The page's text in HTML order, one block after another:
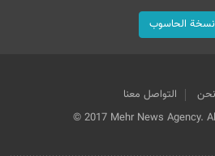
نسخة الحاسوب
التواصل معنا
© 2017 Mehr News Agency.